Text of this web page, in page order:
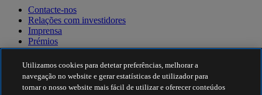
Contacte-nos
Relações com investidores
Imprensa
Prémios
Eventos
Sustentabilidade
Sustentabilidade
Utilizamos cookies para detetar preferências, melhorar a
navegação no website e gerar estatísticas de utilizador para
tornar o nosso website mais fácil de utilizar e oferecer conteúdos